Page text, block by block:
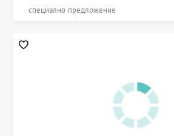
специално предложение